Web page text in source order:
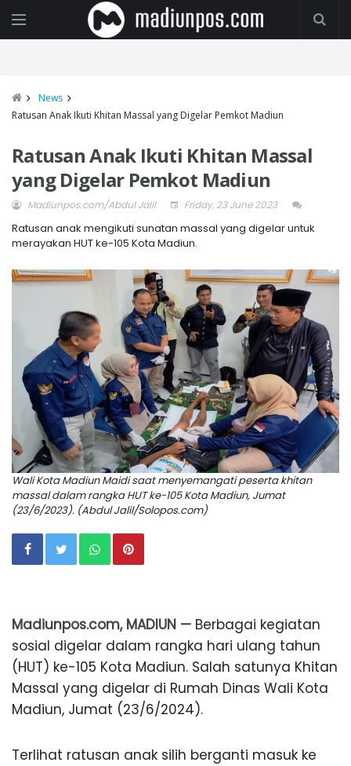
News
Ratusan Anak Ikuti Khitan Massal yang Digelar Pemkot Madiun
Ratusan Anak Ikuti Khitan Massal
yang Digelar Pemkot Madiun
Madiunpos.com/Abdul Jalil Friday, 23 June 2023
Ratusan anak mengikuti sunatan massal yang digelar untuk
merayakan HUT ke-105 Kota Madiun.
Wali Kota Madiun Maidi saat menyemangati peserta khitan
massal dalam rangka HUT ke-105 Kota Madiun, Jumat
(23/6/2023). (Abdul Jalil/Solopos.com)
Madiunpos.com, MADIUN — Berbagai kegiatan
sosial digelar dalam rangka hari ulang tahun
(HUT) ke-105 Kota Madiun. Salah satunya Khitan
Massal yang digelar di Rumah Dinas Wali Kota
Madiun, Jumat (23/6/2024).
Terlihat ratusan anak silih berganti masuk ke